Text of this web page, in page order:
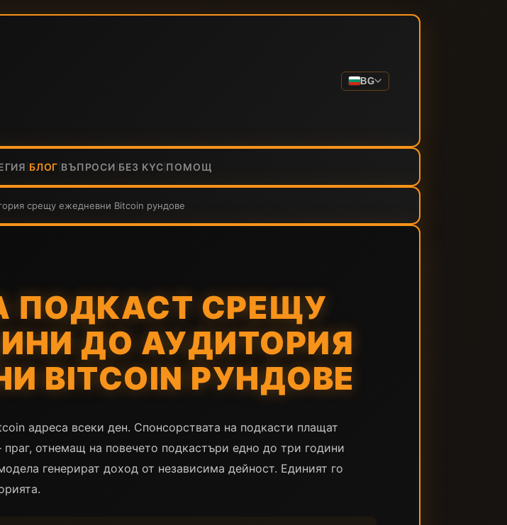
BG
БЛОГ ВЪПРОСИ БЕЗ KYC ПОМОЩ
срещу ежедневни Bitcoin рундове
ПОДКАСТ СРЕЩУ
ДО АУДИТОРИЯ
BITCOIN РУНДОВЕ
адреса всеки ден. Спонсорствата на подкасти плащат
отнемащ на повечето подкастъри едно до три години
генерират доход от независима дейност. Единият го